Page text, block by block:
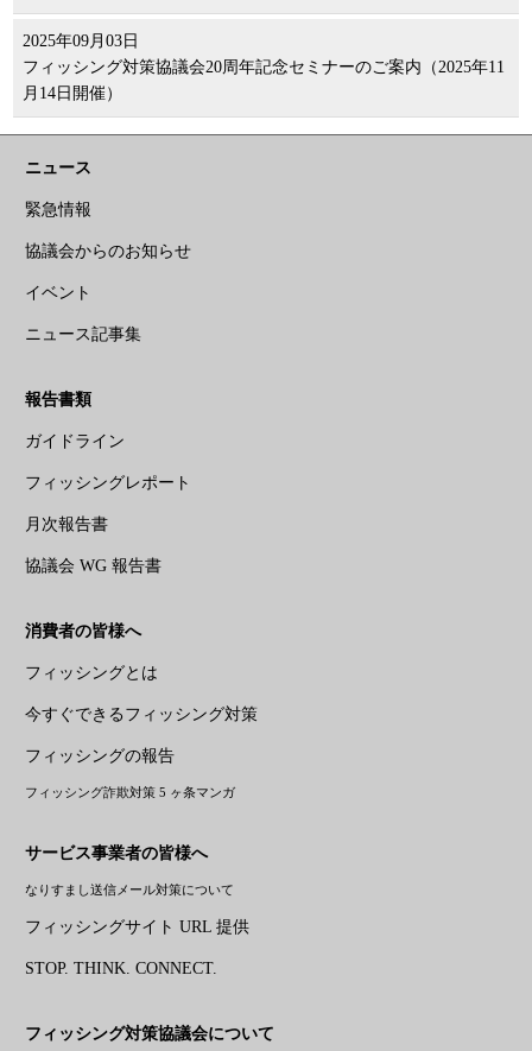
2025年09月03日
フィッシング対策協議会20周年記念セミナーのご案内（2025年11
月14日開催）
ニュース
緊急情報
協議会からのお知らせ
イベント
ニュース記事集
報告書類
ガイドライン
フィッシングレポート
月次報告書
協議会 WG 報告書
消費者の皆様へ
フィッシングとは
今すぐできるフィッシング対策
フィッシングの報告
フィッシング詐欺対策 5 ヶ条マンガ
サービス事業者の皆様へ
なりすまし送信メール対策について
フィッシングサイト URL 提供
STOP. THINK. CONNECT.
フィッシング対策協議会について